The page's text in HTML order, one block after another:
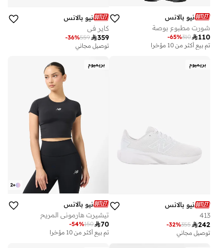
نيو بالانس
شورت مطبوع بوصة
110
310
-65%
تم بيع أكثر من 10 مؤخرا
نيو بالانس
كاير في
359
559
-36%
توصيل مجاني
بريميوم
نيو بالانس
413
242
355
-32%
توصيل مجاني
بريميوم
+
2
نيو بالانس
تيشيرت هارموني المريح
70
150
-54%
تم بيع أكثر من 10 مؤخرا